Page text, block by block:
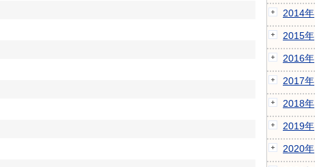
2014年
2015年
2016年
2017年
2018年
2019年
2020年